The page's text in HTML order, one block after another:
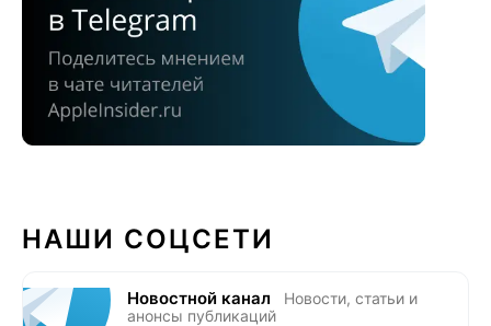
НАШИ СОЦСЕТИ
Новостной канал
Новости, статьи и
анонсы публикаций